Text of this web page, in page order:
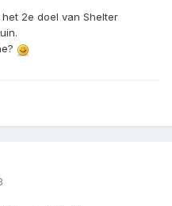
2e doel van Shelter